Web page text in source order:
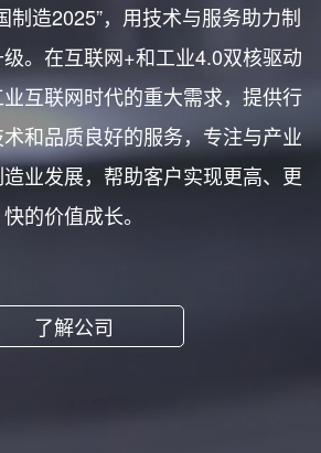
制造2025”，用技术与服务助力制
。在互联网+和工业4.0双核驱动
互联网时代的重大需求，提供行
和品质良好的服务，专注与产业
业发展，帮助客户实现更高、更
快的价值成长。
了解公司